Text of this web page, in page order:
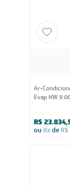
Ar-
Evap HW
R$
ou 8xde